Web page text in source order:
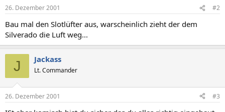
26. Dezember 2001 #2
Bau mal den Slotlüfter aus, warscheinlich zieht der dem
Silverado die Luft weg...
J Jackass
Lt. Commander
26. Dezember 2001 #3